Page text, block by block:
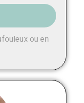
ou en